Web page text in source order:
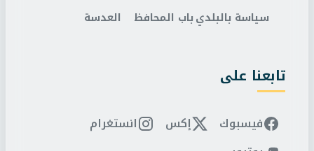
سياسة بالبلديباب المحافظ
العدسة
تابعنا على
فيسبوك إكس
انستغرام